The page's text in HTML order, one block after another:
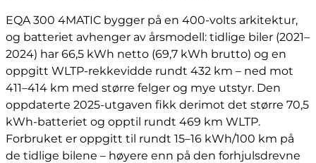
EQA 300 4MATIC bygger på en 400-volts arkitektur,
og batteriet avhenger av årsmodell: tidlige biler (2021–
2024) har 66,5 kWh netto (69,7 kWh brutto) og en
oppgitt WLTP-rekkevidde rundt 432 km – ned mot
411–414 km med større felger og mye utstyr. Den
oppdaterte 2025-utgaven fikk derimot det større 70,5
kWh-batteriet og opptil rundt 469 km WLTP.
Forbruket er oppgitt til rundt 15–16 kWh/100 km på
de tidlige bilene – høyere enn på den forhjulsdrevne